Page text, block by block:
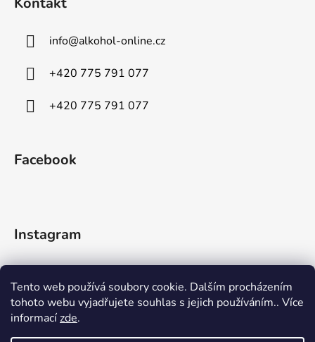
Tento web používá soubory cookie. Dalším procházením
tohoto webu vyjadřujete souhlas s jejich používáním.. Více
informacízde.
info@alkohol-online.cz
+420 775 791 077
+420 775 791 077
Facebook
Instagram